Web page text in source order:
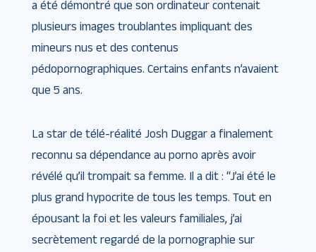
a été démontré que son ordinateur contenait
plusieurs images troublantes impliquant des
mineurs nus et des contenus
pédopornographiques. Certains enfants n’avaient
que 5 ans.
La star de télé-réalité Josh Duggar a finalement
reconnu sa dépendance au porno après avoir
révélé qu’il trompait sa femme. Il a dit : “J’ai été le
plus grand hypocrite de tous les temps. Tout en
épousant la foi et les valeurs familiales, j’ai
secrètement regardé de la pornographie sur